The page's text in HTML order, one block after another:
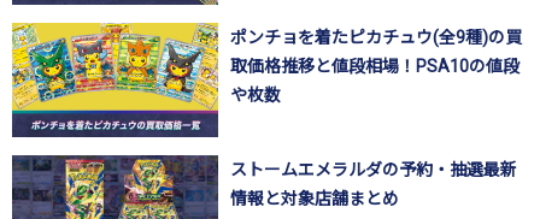
ポンチョを着たピカチュウ(全9種)の買
取価格推移と値段相場！PSA10の値段
や枚数
ストームエメラルダの予約・抽選最新
情報と対象店舗まとめ